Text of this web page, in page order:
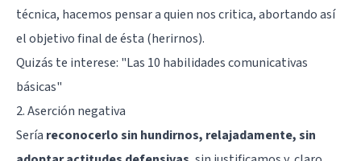
técnica, hacemos pensar a quien nos critica, abortando así
el objetivo final de ésta (herirnos).
Quizás te interese: "Las 10 habilidades comunicativas
básicas"
2. Aserción negativa
Sería reconocerlo sin hundirnos, relajadamente, sin